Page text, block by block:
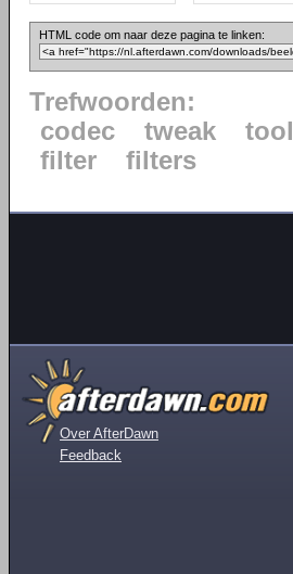
HTML code om naar deze pagina te linken:
Trefwoorden:
codec
tweak tool
filter
filters
Over AfterDawn
Feedback